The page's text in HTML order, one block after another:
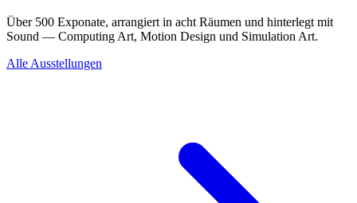
Über 500 Exponate, arrangiert in acht Räumen und hinterlegt mit
Sound — Computing Art, Motion Design und Simulation Art.
Alle Ausstellungen